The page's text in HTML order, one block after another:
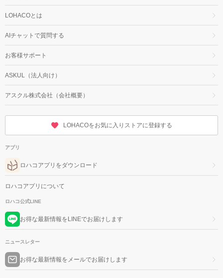
LOHACOとは
AIチャットで質問する
お客様サポート
ASKUL（法人向け）
アスクル株式会社（会社概要）
LOHACOをお気に入りストアに登録する
アプリ
ロハコアプリをダウンロード
ロハコアプリについて
ロハコ公式LINE
お得な最新情報をLINEでお届けします
ニュースレター
お得な最新情報をメールでお届けします